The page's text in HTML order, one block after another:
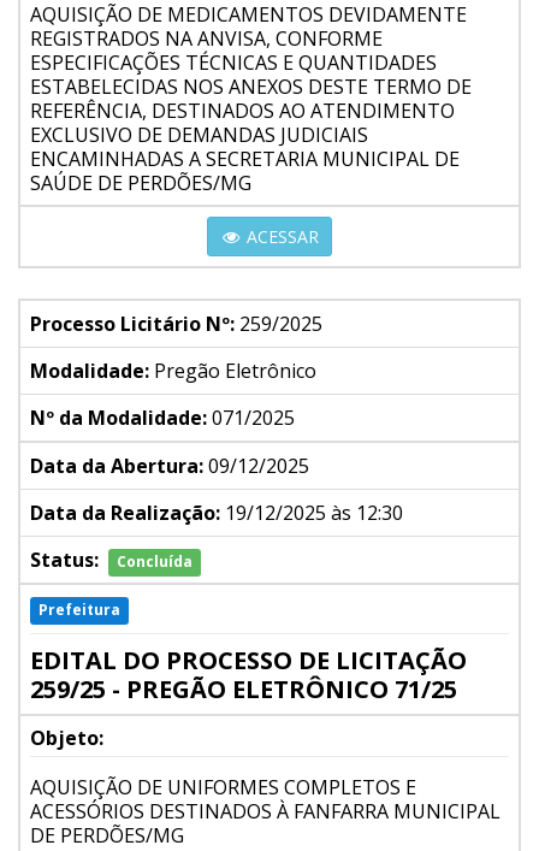
AQUISIÇÃO DE MEDICAMENTOS DEVIDAMENTE
REGISTRADOS NA ANVISA, CONFORME
ESPECIFICAÇÕES TÉCNICAS E QUANTIDADES
ESTABELECIDAS NOS ANEXOS DESTE TERMO DE
REFERÊNCIA, DESTINADOS AO ATENDIMENTO
EXCLUSIVO DE DEMANDAS JUDICIAIS
ENCAMINHADAS A SECRETARIA MUNICIPAL DE
SAÚDE DE PERDÕES/MG
ACESSAR
Processo Licitário Nº: 259/2025
Modalidade: Pregão Eletrônico
Nº da Modalidade:071/2025
Data da Abertura:09/12/2025
Data da Realização: 19/12/2025 às 12:30
Status:
Concluída
Prefeitura
EDITAL DO PROCESSO DE LICITAÇÃO
259/25 - PREGÃO ELETRÔNICO 71/25
Objeto:
AQUISIÇÃO DE UNIFORMES COMPLETOS E
ACESSÓRIOS DESTINADOS À FANFARRA MUNICIPAL
DE PERDÕES/MG